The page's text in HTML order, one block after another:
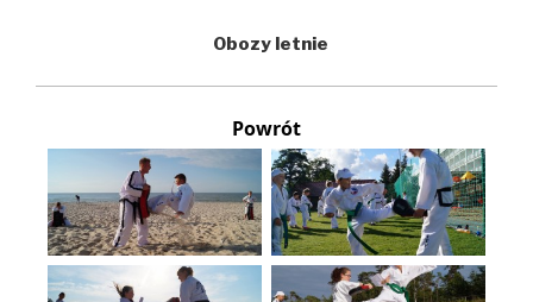
Obozy letnie
Powrót